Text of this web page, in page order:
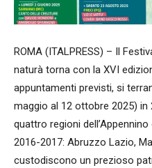
ROMA (ITALPRESS) – Il
naturà torna con la XVI
appuntamenti previsti, si
maggio al 12 ottobre 2025) in
quattro regioni
2016-2017: Abruzzo Lazio,
custodiscono un prezioso